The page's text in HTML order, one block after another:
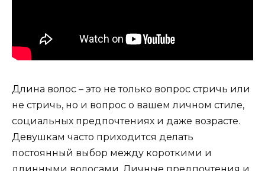
Длина волос – это не только вопрос стричь или
не стричь, но и вопрос о вашем личном стиле,
социальных предпочтениях и даже возрасте.
Девушкам часто приходится делать
постоянный выбор между короткими и